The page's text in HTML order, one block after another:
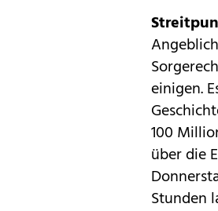
einigen.
100
über die
Stunden